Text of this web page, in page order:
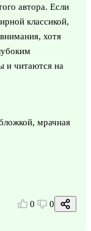
автора. Если
классикой,
хотя
и читаются на
мрачная
0 0